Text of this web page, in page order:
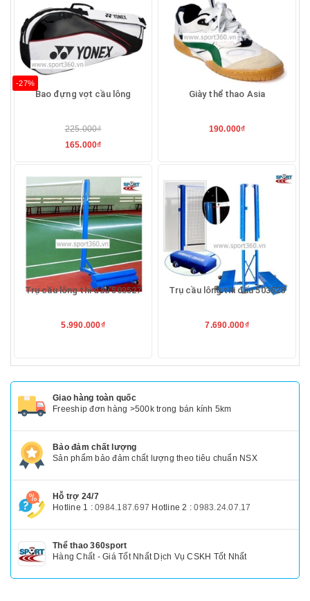
-27%
Bao đựng vợt cầu lông
225.000₫
165.000₫
Giày thể thao Asia
190.000₫
Trụ cầu lông thi đấu 503527
5.990.000₫
Trụ cầu lông thi đấu 503528
7.690.000₫
Giao hàng toàn quốc
Freeship đơn hàng >500k trong bán kính 5km
Bảo đảm chất lượng
Sản phẩm bảo đảm chất lượng theo tiêu chuẩn NSX
Hỗ trợ 24/7
Hotline 1 : 0984.187.697 Hotline 2 :0983.24.07.17
Thể thao 360sport
Hàng Chất - Giá Tốt Nhất Dịch Vụ CSKH Tốt Nhất